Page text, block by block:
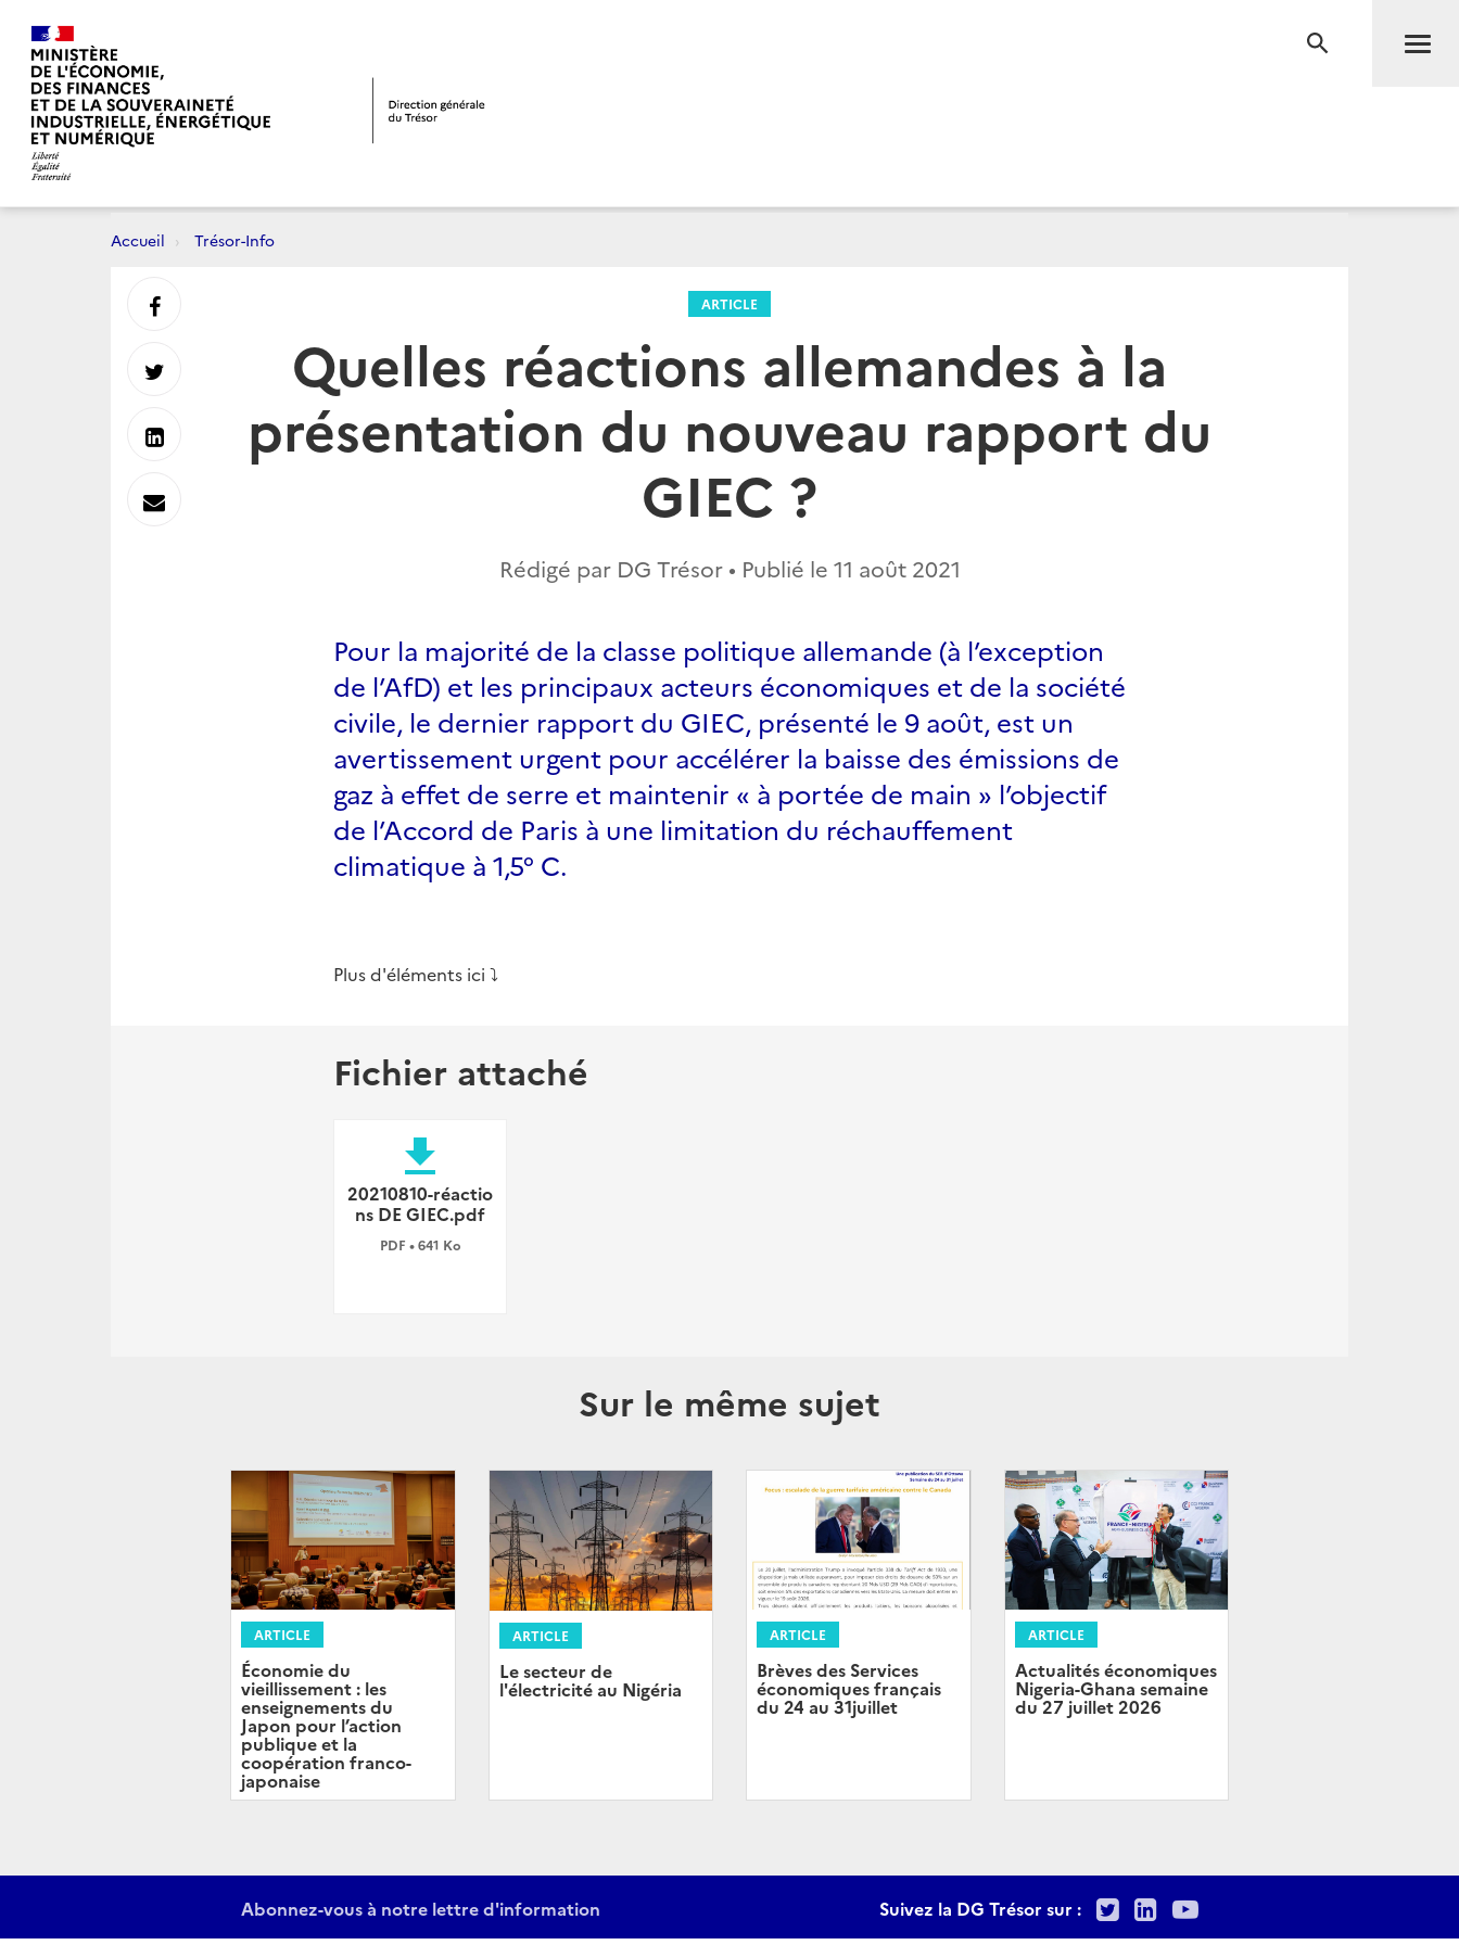
RECHERCHE
Accueil Trésor-Info
ARTICLE
Quelles réactions allemandes à la
présentation du nouveau rapport du
GIEC ?
Rédigé par DG Trésor • Publié le 11 août 2021
Pour la majorité de la classe politique allemande (à l’exception
de l’AfD) et les principaux acteurs économiques et de la société
civile, le dernier rapport du GIEC, présenté le 9 août, est un
avertissement urgent pour accélérer la baisse des émissions de
gaz à effet de serre et maintenir « à portée de main » l’objectif
de l’Accord de Paris à une limitation du réchauffement
climatique à 1,5° C.
Plus d'éléments ici ⤵️
Fichier attaché
file_download
20210810-réactio
ns DE GIEC.pdf
PDF • 641 Ko
Sur le même sujet
ARTICLE
Économie du
vieillissement : les
enseignements du
Japon pour l’action
publique et la
coopération franco-
japonaise
ARTICLE
Le secteur de
l'électricité au Nigéria
ARTICLE
Brèves des Services
économiques français
du 24 au 31juillet
ARTICLE
Actualités économiques
Nigeria-Ghana semaine
du 27 juillet 2026
Partager
sur
Partager
sur
Partager
sur
Envoyer
Abonnez-vous à notre lettre d'information Suivez la DG Trésor sur : TwitterLinkedIn
Youtube